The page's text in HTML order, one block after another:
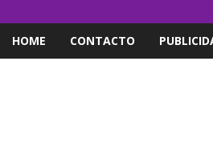
HOME CONTACTO